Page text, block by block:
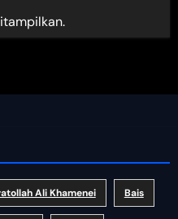
Ali Khamenei Bais